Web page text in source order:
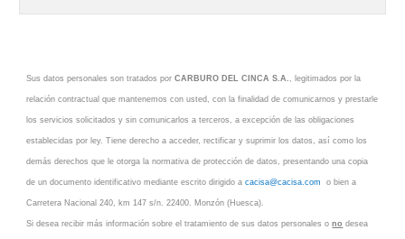
Sus datos personales son tratados porCARBURO DEL CINCA S.A. , legitimados por la
relación contractual que mantenemos con usted, con la finalidad de comunicarnos y prestarle
los servicios solicitados y sin comunicarlos a terceros, a excepción de las obligaciones
establecidas por ley. Tiene derecho a acceder, rectificar y suprimir los datos, así como los
demás derechos que le otorga la normativa de protección de datos, presentando una copia
de un documento identificativo mediante escrito dirigido acacisa@cacisa.como bien a
Carretera Nacional 240, km 147 s/n. 22400. Monzón (Huesca).
Si desea recibir más información sobre el tratamiento de sus datos personales ono desea